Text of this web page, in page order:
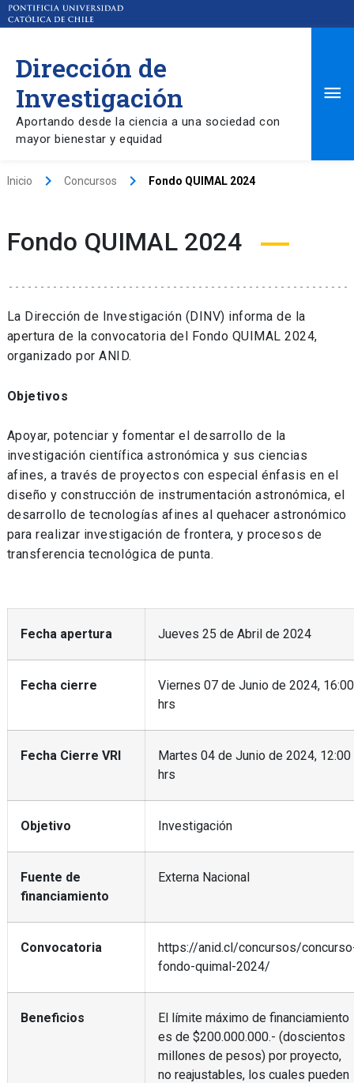
Dirección de
Investigación
Aportando desde la ciencia a una sociedad con
mayor bienestar y equidad
Inicio keyboard_arrow_right Concursos keyboard_arrow_right Fondo QUIMAL 2024
Fondo QUIMAL 2024
La Dirección de Investigación (DINV) informa de la
apertura de la convocatoria del Fondo QUIMAL 2024,
organizado por ANID.
Objetivos
Apoyar, potenciar y fomentar el desarrollo de la
investigación científica astronómica y sus ciencias
afines, a través de proyectos con especial énfasis en el
diseño y construcción de instrumentación astronómica, el
desarrollo de tecnologías afines al quehacer astronómico
para realizar investigación de frontera, y procesos de
transferencia tecnológica de punta.
Fecha apertura Jueves 25 de Abril de 2024
Fecha cierre
Viernes 07 de Junio de 2024, 16:00
hrs
Fecha Cierre VRI
Martes 04 de Junio de 2024, 12:00
hrs
Objetivo Investigación
Fuente de
financiamiento
Externa Nacional
Convocatoria
https://anid.cl/concursos/
fondo-quimal-2024/
Beneficios
El límite máximo de financiamiento
es de $200.000.000.- (doscientos
millones de pesos) por proyecto,
no reajustables, los cuales pueden